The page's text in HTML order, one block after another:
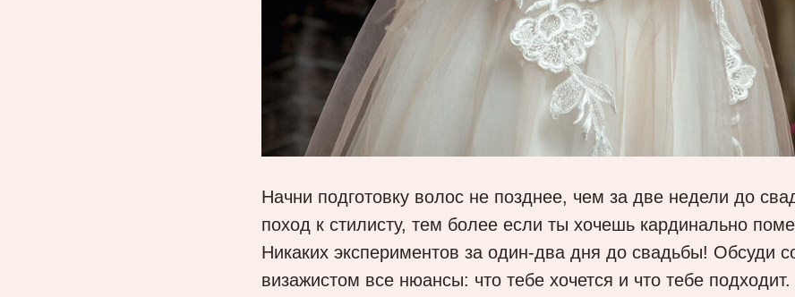
Начни подготовку волос не позднее, чем за две недели до
поход к стилисту, тем более если ты хочешь кардинально
Никаких экспериментов за один-два дня до свадьбы! Обсуди
визажистом все нюансы: что тебе хочется и что тебе